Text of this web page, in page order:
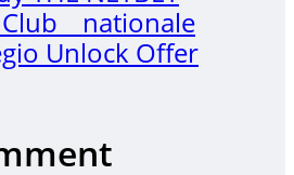
Club _ nationale
Unlock Offer